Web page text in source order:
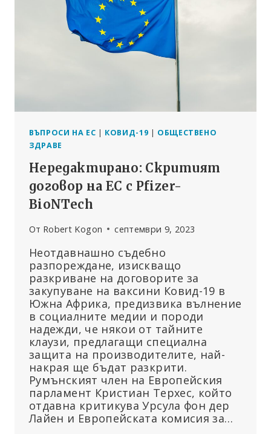
КЪМ
ИРНК
ВАКСИНИТЕ
ВЪПРОСИ НА ЕС | КОВИД-19 | ОБЩЕСТВЕНО
ЗДРАВЕ
Нередактирано: Скритият
договор на ЕС с Pfizer-
BioNTech
От Robert Kogon септември 9, 2023
Неотдавнашно съдебно
разпореждане, изискващо
разкриване на договорите за
закупуване на ваксини Ковид-19 в
Южна Африка, предизвика вълнение
в социалните медии и породи
надежди, че някои от тайните
клаузи, предлагащи специална
защита на производителите, най-
накрая ще бъдат разкрити.
Румънският член на Европейския
парламент Кристиан Терхес, който
отдавна критикува Урсула фон дер
Лайен и Европейската комисия за…